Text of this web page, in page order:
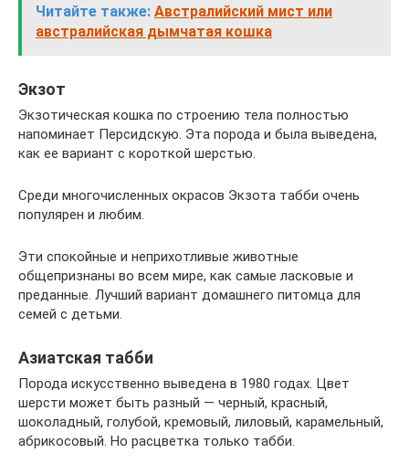
Читайте также: Австралийский мист или
австралийская дымчатая кошка
Экзот
Экзотическая кошка по строению тела полностью
напоминает Персидскую. Эта порода и была выведена,
как ее вариант с короткой шерстью.
Среди многочисленных окрасов Экзота табби очень
популярен и любим.
Эти спокойные и неприхотливые животные
общепризнаны во всем мире, как самые ласковые и
преданные. Лучший вариант домашнего питомца для
семей с детьми.
Азиатская табби
Порода искусственно выведена в 1980 годах. Цвет
шерсти может быть разный — черный, красный,
шоколадный, голубой, кремовый, лиловый, карамельный,
абрикосовый. Но расцветка только табби.